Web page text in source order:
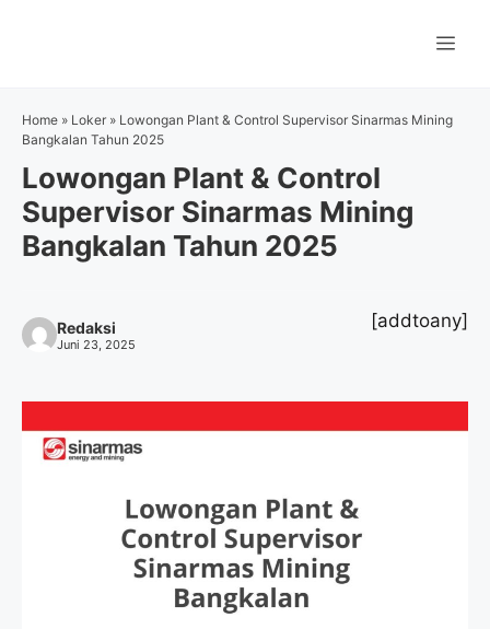
Home » Loker » Lowongan Plant & Control Supervisor Sinarmas Mining
Bangkalan Tahun 2025
Lowongan Plant & Control
Supervisor Sinarmas Mining
Bangkalan Tahun 2025
Redaksi
Juni 23, 2025
[addtoany]